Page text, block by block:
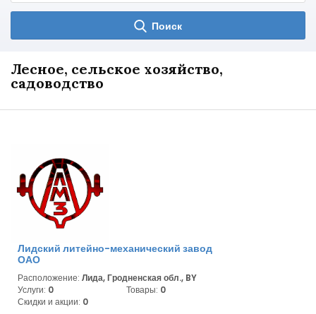
Поиск
Лесное, сельское хозяйство,
садоводство
Лидский литейно-механический завод
ОАО
Расположение: Лида, Гродненская обл., BY
Услуги: 0 Товары: 0
Скидки и акции: 0